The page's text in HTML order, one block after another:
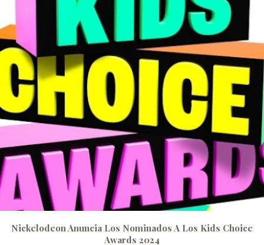
Nickelodeon Anuncia Los Nominados A Los Kids Choice
Awards 2024